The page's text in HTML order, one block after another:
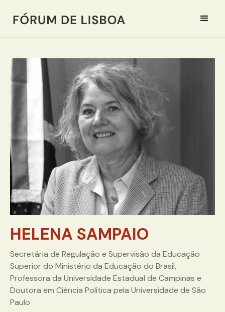
HELENA SAMPAIO
Secretária de Regulação e Supervisão da Educação
Superior do Ministério da Educação do Brasil,
Professora da Universidade Estadual de Campinas e
Doutora em Ciência Política pela Universidade de São
Paulo